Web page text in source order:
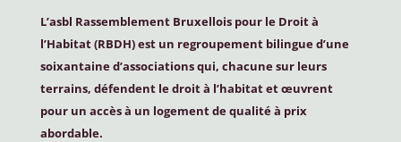
L’asbl Rassemblement Bruxellois pour le Droit à
l’Habitat (RBDH) est un regroupement bilingue d’une
soixantaine d’associations qui, chacune sur leurs
terrains, défendent le droit à l’habitat et œuvrent
pour un accès à un logement de qualité à prix
abordable.